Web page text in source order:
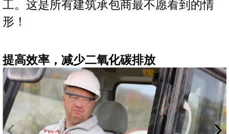
工。这是所有建筑承包商最不愿看到的情
形！
提高效率，减少二氧化碳排放